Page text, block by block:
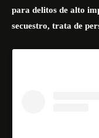
para delitos de alto
secuestro, trata de